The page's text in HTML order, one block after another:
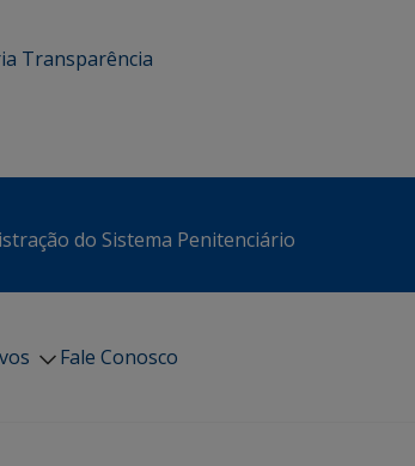
Transparência
do Sistema Penitenciário
Fale Conosco